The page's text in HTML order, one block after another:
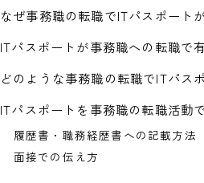
なぜ事務職の転職でITパスポート
ITパスポートが事務職への転職で
どのような事務職の転職でITパス
ITパスポートを事務職の転職活動
履歴書・職務経歴書への記載方法
面接での伝え方